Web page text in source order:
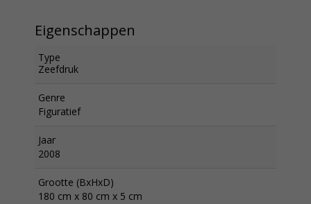
Eigenschappen
Type
Zeefdruk
Genre
Figuratief
Jaar
2008
Grootte (BxHxD)
180 cm x 80 cm x 5 cm